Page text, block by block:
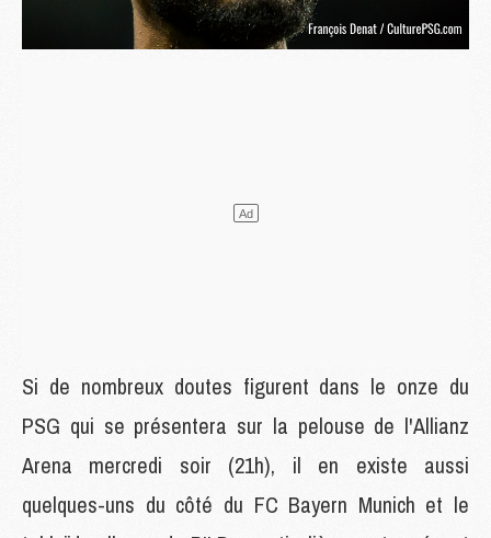
Si de nombreux doutes figurent dans le onze du
PSG qui se présentera sur la pelouse de l'Allianz
Arena mercredi soir (21h), il en existe aussi
quelques-uns du côté du FC Bayern Munich et le